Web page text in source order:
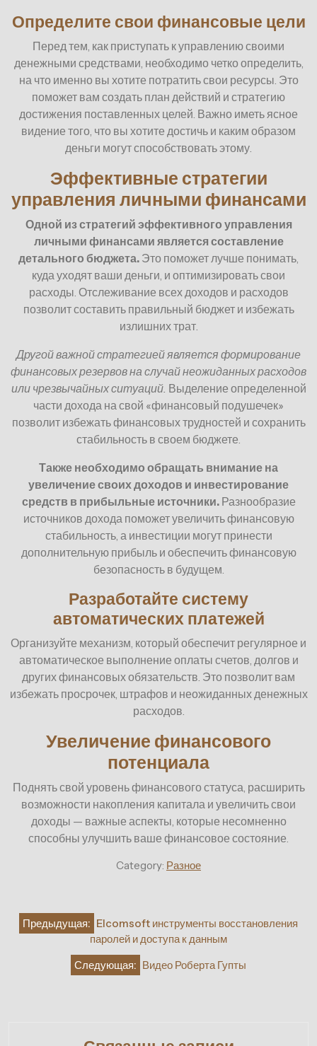
Определите свои финансовые цели
Перед тем, как приступать к управлению своими
денежными средствами, необходимо четко определить,
на что именно вы хотите потратить свои ресурсы. Это
поможет вам создать план действий и стратегию
достижения поставленных целей. Важно иметь ясное
видение того, что вы хотите достичь и каким образом
деньги могут способствовать этому.
Эффективные стратегии
управления личными финансами
Одной из стратегий эффективного управления
личными финансами является составление
детального бюджета. Это поможет лучше понимать,
куда уходят ваши деньги, и оптимизировать свои
расходы. Отслеживание всех доходов и расходов
позволит составить правильный бюджет и избежать
излишних трат.
Другой важной стратегией является формирование
финансовых резервов на случай неожиданных расходов
или чрезвычайных ситуаций. Выделение определенной
части дохода на свой «финансовый подушечек»
позволит избежать финансовых трудностей и сохранить
стабильность в своем бюджете.
Также необходимо обращать внимание на
увеличение своих доходов и инвестирование
средств в прибыльные источники.Разнообразие
источников дохода поможет увеличить финансовую
стабильность, а инвестиции могут принести
дополнительную прибыль и обеспечить финансовую
безопасность в будущем.
Разработайте систему
автоматических платежей
Организуйте механизм, который обеспечит регулярное и
автоматическое выполнение оплаты счетов, долгов и
других финансовых обязательств. Это позволит вам
избежать просрочек, штрафов и неожиданных денежных
расходов.
Увеличение финансового
потенциала
Поднять свой уровень финансового статуса, расширить
возможности накопления капитала и увеличить свои
доходы — важные аспекты, которые несомненно
способны улучшить ваше финансовое состояние.
Category: Разное
Навигация
по
записям
Предыдущая: Elcomsoft инструменты восстановления
паролей и доступа к данным
Следующая: Видео Роберта Гупты